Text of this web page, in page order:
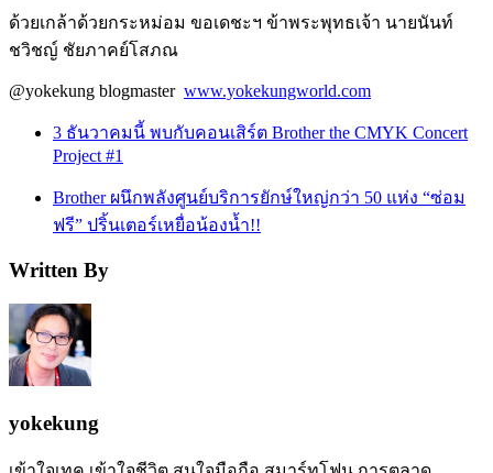
ด้วยเกล้าด้วยกระหม่อม ขอเดชะฯ ข้าพระพุทธเจ้า นายนันท์
ชวิชญ์ ชัยภาคย์โสภณ
@yokekung blogmaster www.yokekungworld.com
3 ธันวาคมนี้ พบกับคอนเสิร์ต Brother the CMYK Concert
Project #1
Brother ผนึกพลังศูนย์บริการยักษ์ใหญ่กว่า 50 แห่ง “ซ่อม
ฟรี” ปริ้นเตอร์เหยื่อน้องน้ำ!!
Written By
yokekung